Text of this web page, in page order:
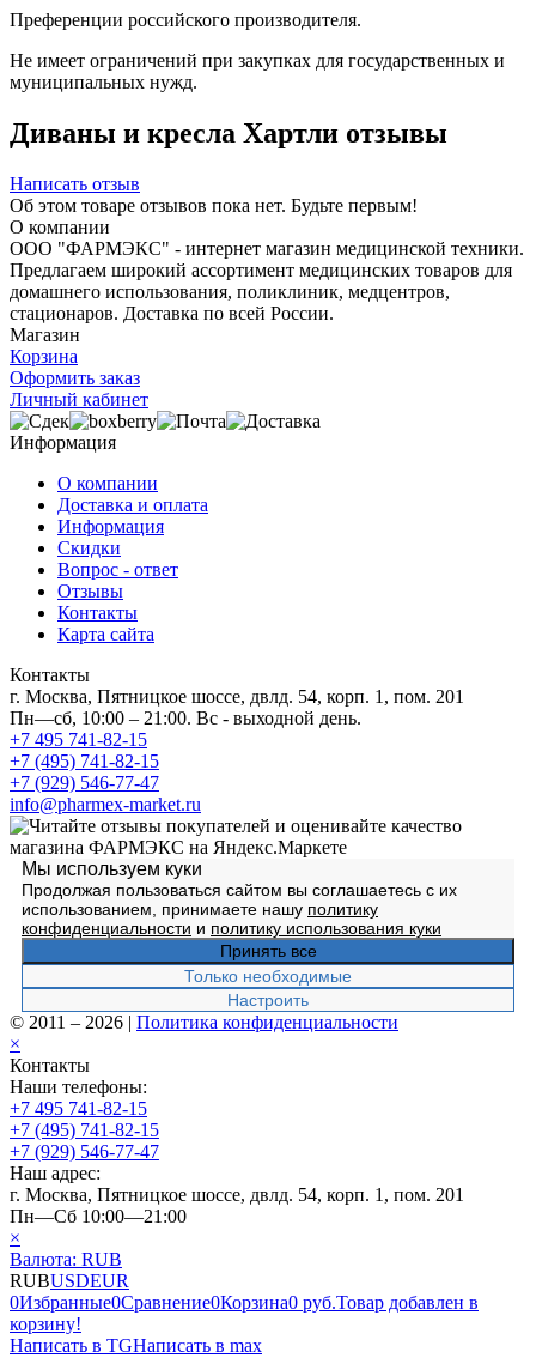
Преференции российского производителя.
Не имеет ограничений при закупках для государственных и
муниципальных нужд.
Диваны и кресла Хартли отзывы
Написать отзыв
Об этом товаре отзывов пока нет. Будьте первым!
О компании
ООО "ФАРМЭКС" - интернет магазин медицинской техники.
Предлагаем широкий ассортимент медицинских товаров для
домашнего использования, поликлиник, медцентров,
стационаров. Доставка по всей России.
Магазин
Корзина
Оформить заказ
Личный кабинет
Информация
О компании
Доставка и оплата
Информация
Скидки
Вопрос - ответ
Отзывы
Контакты
Карта сайта
Контакты
г. Москва, Пятницкое шоссе, двлд. 54, корп. 1, пом. 201
Пн—сб, 10:00 – 21:00. Вс - выходной день.
+7 495 741-82-15
+7 (495) 741-82-15
+7 (929) 546-77-47
info@pharmex-market.ru
Мы используем куки
Продолжая пользоваться сайтом вы соглашаетесь с их
использованием, принимаете нашу политику
конфиденциальности и политику использования куки
Принять все
Только необходимые
Настроить
© 2011 – 2026 | Политика конфиденциальности
×
Контакты
Наши телефоны:
+7 495 741-82-15
+7 (495) 741-82-15
+7 (929) 546-77-47
Наш адрес:
г. Москва, Пятницкое шоссе, двлд. 54, корп. 1, пом. 201
Пн—Сб 10:00—21:00
×
Валюта: RUB
RUBUSDEUR
0Избранные0Сравнение0Корзина0 руб.Товар добавлен в
корзину!
Написать в TGНаписать в max